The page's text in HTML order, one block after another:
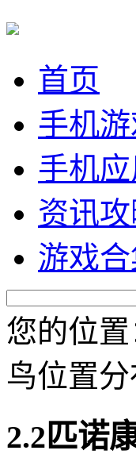
首页
手机
手机应
资讯
游戏
您的位置
鸟位置
2.2匹诺